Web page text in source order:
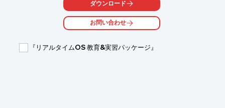
■GUIソフトウェアとC言語プログラミングの二通りの制御が可能
■物体運搬と図形描画の2種類に組み替え可能
※詳しくはPDF資料をご覧いただくか、お気軽にお問い合わせ下
ダウンロード
お問い合わせ
『リアルタイムOS 教育&実習パッケージ』